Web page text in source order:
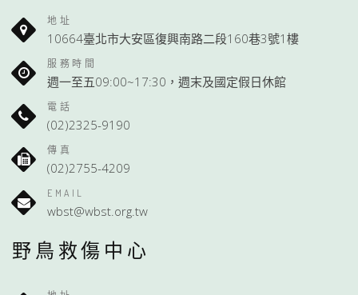
地址
10664臺北市大安區復興南路二段160巷3號1樓
服務時間
週一至五09:00~17:30，週末及國定假日休館
電話
(02)2325-9190
傳真
(02)2755-4209
EMAIL
wbst@wbst.org.tw
野鳥救傷中心